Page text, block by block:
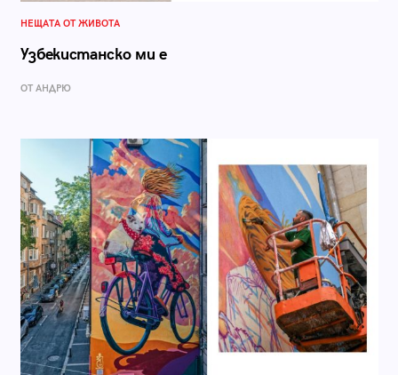
НЕЩАТА ОТ ЖИВОТА
Узбекистанско ми е
ОТ АНДРЮ